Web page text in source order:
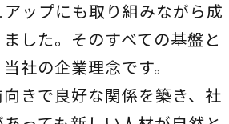
ップにも取り組みながら成
した。そのすべての基盤と
社の企業理念です。
きで良好な関係を築き、社